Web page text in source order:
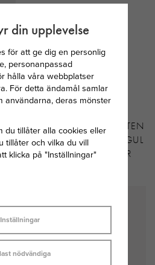
SVEDBOM MÅNADSSTEN
HJÄRTA NOVEMBER/GUL
STEN 34 CM SILVER
din upplevelse
för att ge dig en personlig
personanpassad
hålla våra webbplatser
För detta ändamål samlar
användarna, deras mönster
du tillåter alla cookies eller
tillåter och vilka du vill
klicka på "Inställningar"
Inställningar
nödvändiga